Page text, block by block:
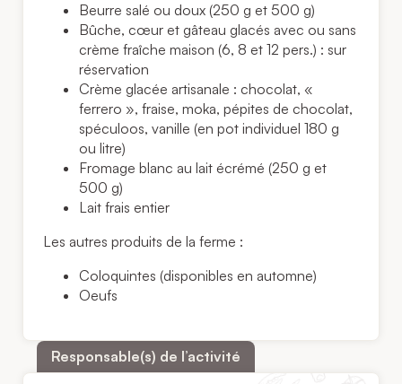
Beurre salé ou doux (250 g et 500 g)
Bûche, cœur et gâteau glacés avec ou sans
crème fraîche maison (6, 8 et 12 pers.) : sur
réservation
Crème glacée artisanale : chocolat, «
ferrero », fraise, moka, pépites de chocolat,
spéculoos, vanille (en pot individuel 180 g
ou litre)
Fromage blanc au lait écrémé (250 g et
500 g)
Lait frais entier
Les autres produits de la ferme :
Coloquintes (disponibles en automne)
Oeufs
Responsable(s) de l’activité